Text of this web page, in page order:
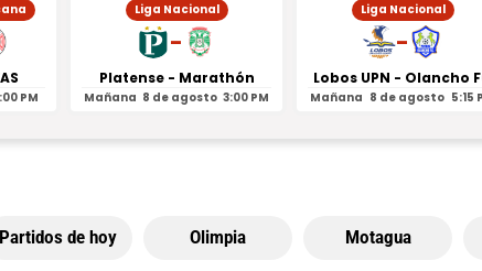
PM
Liga Nacional
-
Platense - Marathón
Mañana 8 de agosto 3:00 PM
Liga Nacional
-
Lobos UPN - Olancho
Mañana 8 de agosto 5:15
Partidos de hoy Olimpia Motagua